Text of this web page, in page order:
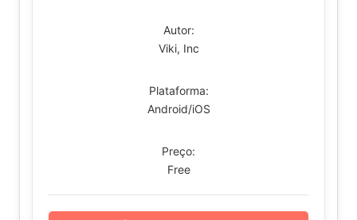
Autor:
Viki, Inc
Plataforma:
Android/iOS
Preço:
Free